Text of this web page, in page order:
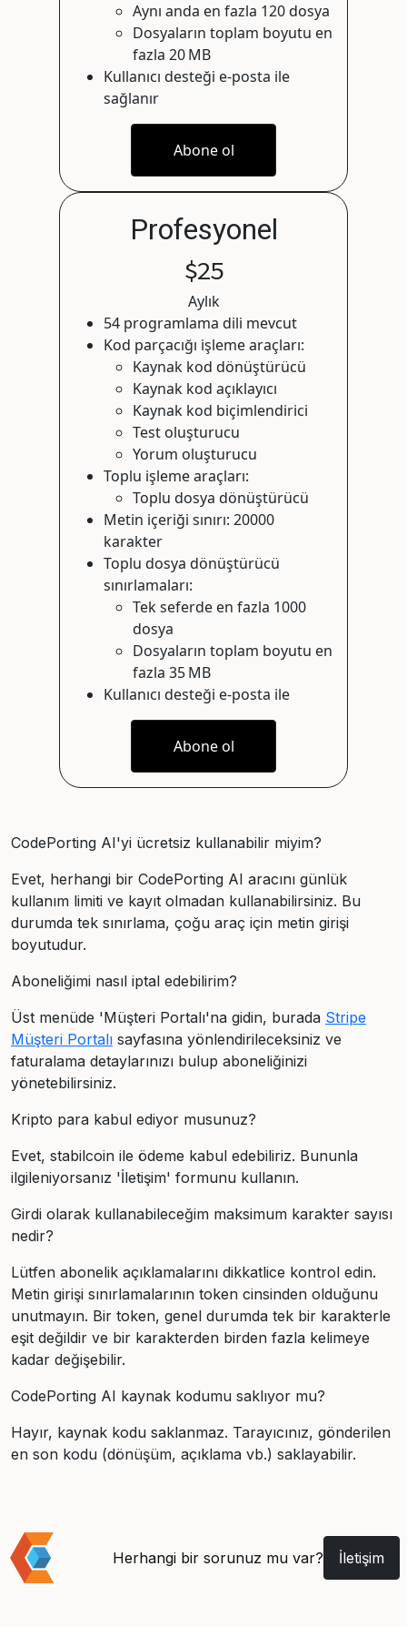
Aynı anda en fazla 120 dosya
Dosyaların toplam boyutu en
fazla 20 MB
Kullanıcı desteği e‑posta ile
sağlanır
Profesyonel
$25
Aylık
54 programlama dili mevcut
Kod parçacığı işleme araçları:
Kaynak kod dönüştürücü
Kaynak kod açıklayıcı
Kaynak kod biçimlendirici
Test oluşturucu
Yorum oluşturucu
Toplu işleme araçları:
Toplu dosya dönüştürücü
Metin içeriği sınırı: 20000
karakter
Toplu dosya dönüştürücü
sınırlamaları:
Tek seferde en fazla 1000
dosya
Dosyaların toplam boyutu en
fazla 35 MB
Kullanıcı desteği e-posta ile
CodePorting AI'yi ücretsiz kullanabilir miyim?
Evet, herhangi bir CodePorting AI aracını günlük
kullanım limiti ve kayıt olmadan kullanabilirsiniz. Bu
durumda tek sınırlama, çoğu araç için metin girişi
boyutudur.
Aboneliğimi nasıl iptal edebilirim?
Üst menüde 'Müşteri Portalı'na gidin, burada Stripe
Müşteri Portalı sayfasına yönlendirileceksiniz ve
faturalama detaylarınızı bulup aboneliğinizi
yönetebilirsiniz.
Kripto para kabul ediyor musunuz?
Evet, stabilcoin ile ödeme kabul edebiliriz. Bununla
ilgileniyorsanız 'İletişim' formunu kullanın.
Girdi olarak kullanabileceğim maksimum karakter sayısı
nedir?
Lütfen abonelik açıklamalarını dikkatlice kontrol edin.
Metin girişi sınırlamalarının token cinsinden olduğunu
unutmayın. Bir token, genel durumda tek bir karakterle
eşit değildir ve bir karakterden birden fazla kelimeye
kadar değişebilir.
CodePorting AI kaynak kodumu saklıyor mu?
Hayır, kaynak kodu saklanmaz. Tarayıcınız, gönderilen
en son kodu (dönüşüm, açıklama vb.) saklayabilir.
Herhangi bir sorunuz mu var? İletişim